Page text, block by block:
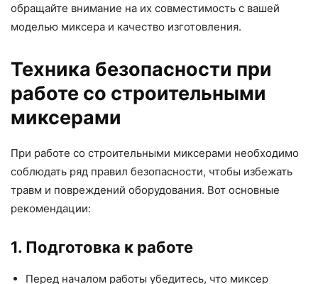
обращайте внимание на их совместимость с вашей
моделью миксера и качество изготовления.
Техника безопасности при
работе со строительными
миксерами
При работе со строительными миксерами необходимо
соблюдать ряд правил безопасности, чтобы избежать
травм и повреждений оборудования. Вот основные
рекомендации:
1. Подготовка к работе
Перед началом работы убедитесь, что миксер